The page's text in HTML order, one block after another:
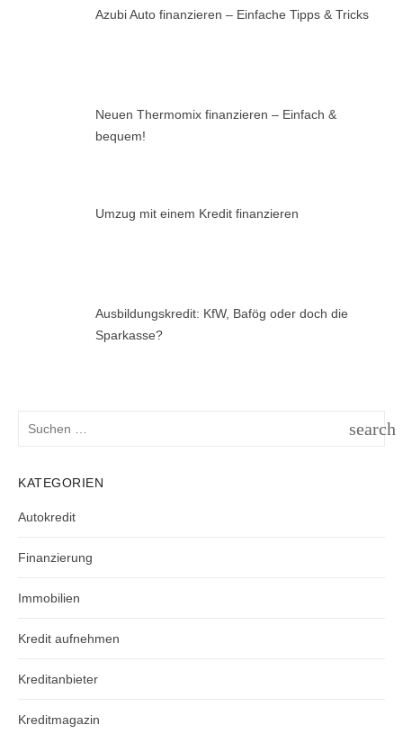
Azubi Auto finanzieren – Einfache Tipps & Tricks
Neuen Thermomix finanzieren – Einfach &
bequem!
Umzug mit einem Kredit finanzieren
Ausbildungskredit: KfW, Bafög oder doch die
Sparkasse?
search
KATEGORIEN
Autokredit
Finanzierung
Immobilien
Kredit aufnehmen
Kreditanbieter
Kreditmagazin